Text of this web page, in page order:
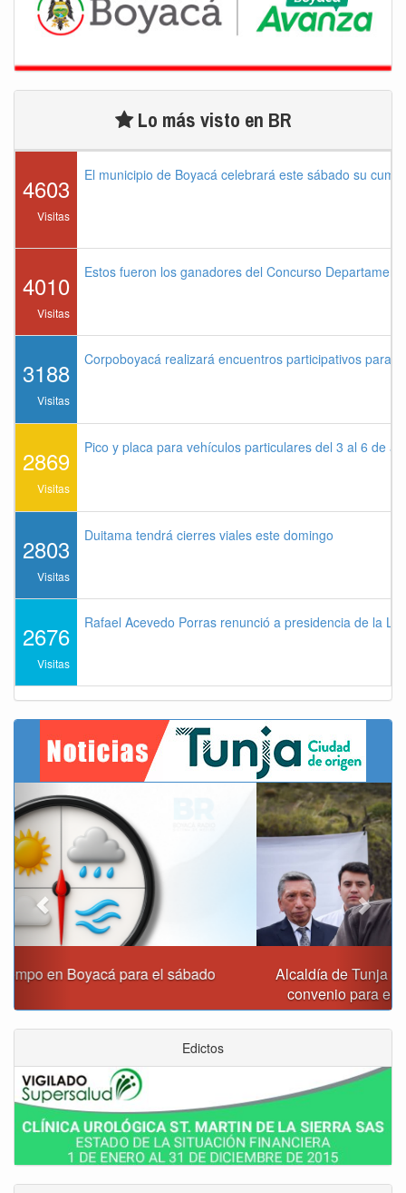
Lo más visto en BR
4603
Visitas
El municipio de Boyacá celebrará este sábado su
4010
Visitas
Estos fueron los ganadores del Concurso
3188
Visitas
Corpoboyacá realizará encuentros participativos para
2869
Visitas
Pico y placa para vehículos particulares del 3 al 6 de
2803
Visitas
Duitama tendrá cierres viales este domingo
2676
Visitas
Rafael Acevedo Porras renunció a presidencia de la
Alcaldía de Tunja y Gobernación de Boyacá firmaron
convenio para el mantenimiento de vía Moniquirá
Previous Next
Edictos